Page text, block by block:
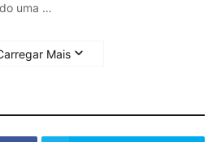
uma …
Mais